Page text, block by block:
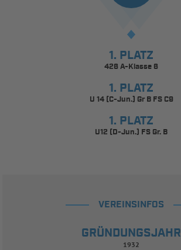
1. PLATZ
426 A-Klasse 6
1. PLATZ
U 14 (C-Jun.) Gr B FS C9
1. PLATZ
U12 (D-Jun.) FS Gr. B
VEREINSINFOS
GRÜNDUNGSJAHR
1932